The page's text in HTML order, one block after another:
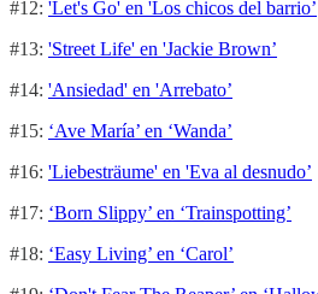
#12: 'Let's Go' en 'Los chicos del barrio’
#13: 'Street Life' en 'Jackie Brown’
#14: 'Ansiedad' en 'Arrebato’
#15: ‘Ave María’ en ‘Wanda’
#16: 'Liebesträume' en 'Eva al desnudo’
#17: ‘Born Slippy’ en ‘Trainspotting’
#18: ‘Easy Living’ en ‘Carol’